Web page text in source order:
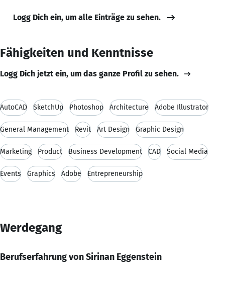
Logg Dich ein, um alle Einträge zu sehen.
Fähigkeiten und Kenntnisse
Logg Dich jetzt ein, um das ganze Profil zu sehen.
AutoCAD SketchUp Photoshop Architecture Adobe Illustrator
General Management Revit Art Design Graphic Design
Marketing Product Business Development CAD Social Media
Events Graphics Adobe Entrepreneurship
Werdegang
Berufserfahrung von Sirinan Eggenstein